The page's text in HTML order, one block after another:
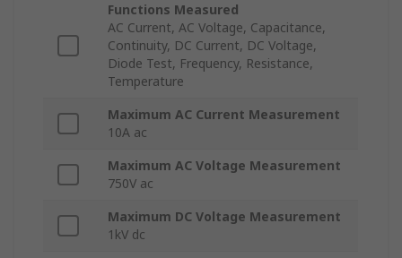
Functions Measured
AC Current, AC Voltage, Capacitance,
Continuity, DC Current, DC Voltage,
Diode Test, Frequency, Resistance,
Temperature
Maximum AC Current Measurement
10A ac
Maximum AC Voltage Measurement
750V ac
Maximum DC Voltage Measurement
1kV dc